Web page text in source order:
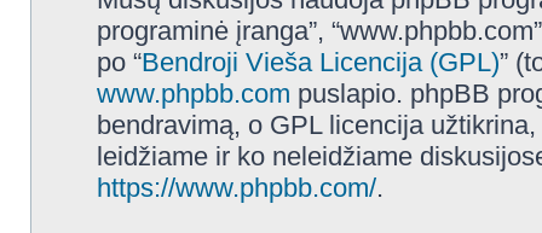
programinė įranga”,
po “Bendroji Vieša Licencija (GPL)”
www.phpbb.com puslapio. phpBB
bendravimą, o GPL licencija
leidžiame ir ko neleidžiame
https://www.phpbb.com/.